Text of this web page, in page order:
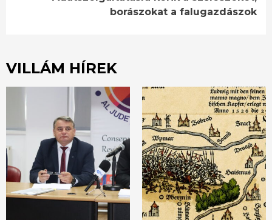
borászokat a falugazdászok
VILLÁM HÍREK